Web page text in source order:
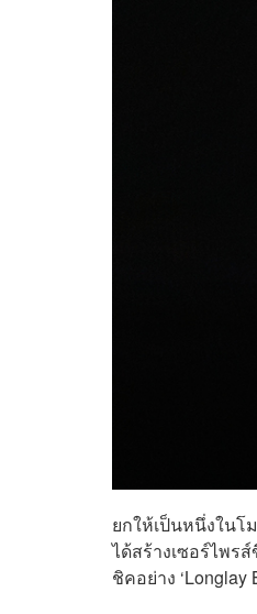
ยกให้เป็นหนึ่งในโ
ได้สร้างเซอร์ไพร
ชิคอย่าง ‘Longlay